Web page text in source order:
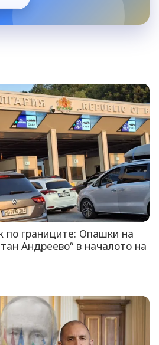
по границите: Опашки на
Андреево“ в началото на